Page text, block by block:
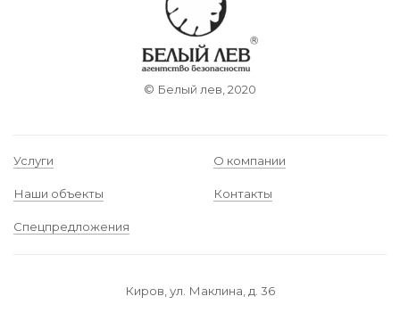
© Белый лев, 2020
Услуги
Наши объекты
Спецпредложения
О компании
Контакты
Киров, ул. Маклина, д. 36